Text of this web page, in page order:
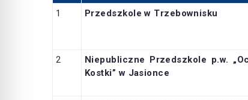
1
Przedszkole w Trzebownisku
2
Niepubliczne Przedszkole p.w.
Kostki” w Jasionce